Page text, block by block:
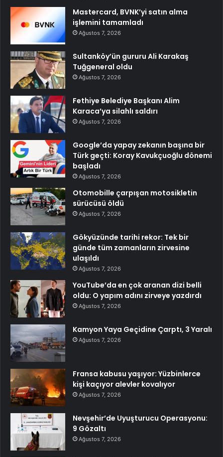
Mastercard, BVNK’yi satın alma
işlemini tamamladı
Ağustos 7, 2026
Sultanköy’ün gururu Ali Karakaş
Tuğgeneral oldu
Ağustos 7, 2026
Fethiye Belediye Başkanı Alim
Karaca’ya silahlı saldırı
Ağustos 7, 2026
Google’da yapay zekanın başına bir
Türk geçti: Koray Kavukçuoğlu dönemi
başladı
Ağustos 7, 2026
Otomobille çarpışan motosikletin
sürücüsü öldü
Ağustos 7, 2026
Gökyüzünde tarihi rekor: Tek bir
günde tüm zamanların zirvesine
ulaşıldı
Ağustos 7, 2026
YouTube’da en çok aranan dizi belli
oldu: O yapım adını zirveye yazdırdı
Ağustos 7, 2026
Kamyon Yaya Geçidine Çarptı, 3 Yaralı
Ağustos 7, 2026
Fransa kabusu yaşıyor: Yüzbinlerce
kişi kaçıyor alevler kovalıyor
Ağustos 7, 2026
Nevşehir’de Uyuşturucu Operasyonu:
9 Gözaltı
Ağustos 7, 2026